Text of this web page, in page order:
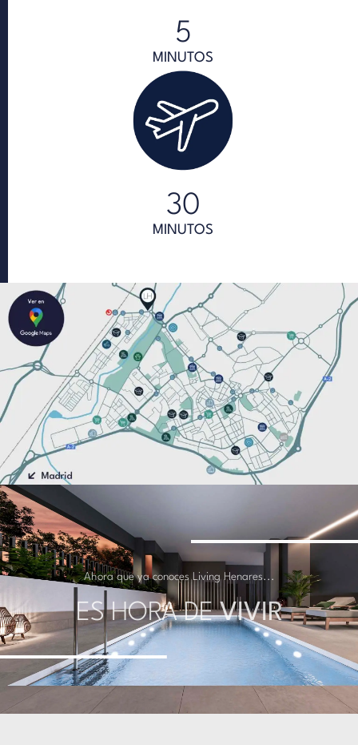
MINUTOS
5
MINUTOS
30
Ahora que ya conoces Living Henares...
ES HORA DEVIVIR